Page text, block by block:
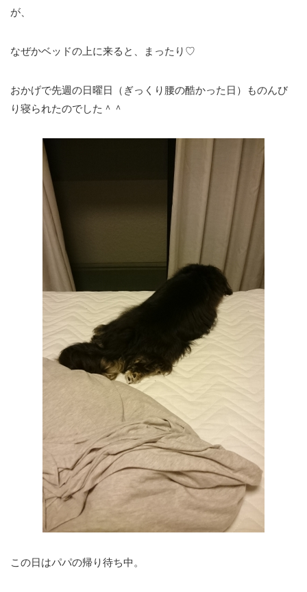
が、
なぜかベッドの上に来ると、まったり♡
おかげで先週の日曜日（ぎっくり腰の酷かった日）ものんび
り寝られたのでした＾＾
この日はパパの帰り待ち中。